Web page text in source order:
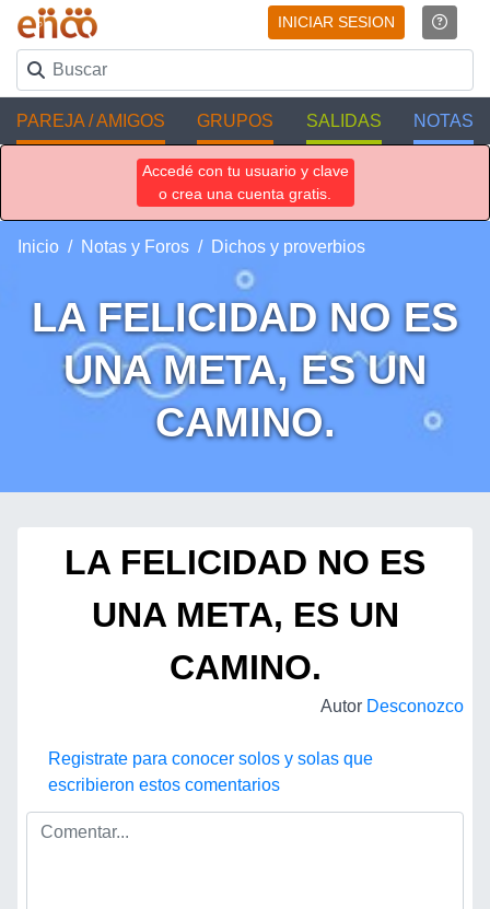
INICIAR SESION
PAREJA / AMIGOS GRUPOS SALIDAS NOTAS
Accedé con tu usuario y clave
o crea una cuenta gratis.
Inicio Notas y Foros Dichos y proverbios
LA FELICIDAD NO ES
UNA META, ES UN
CAMINO.
LA FELICIDAD NO ES
UNA META, ES UN
CAMINO.
Autor Desconozco
Registrate para conocer solos y solas que
escribieron estos comentarios